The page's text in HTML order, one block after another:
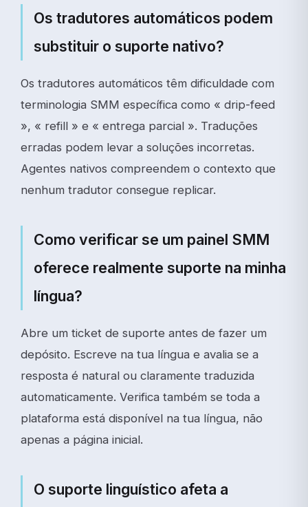
Os tradutores automáticos podem
substituir o suporte nativo?
Os tradutores automáticos têm dificuldade com
terminologia SMM específica como « drip-feed
», « refill » e « entrega parcial ». Traduções
erradas podem levar a soluções incorretas.
Agentes nativos compreendem o contexto que
nenhum tradutor consegue replicar.
Como verificar se um painel SMM
oferece realmente suporte na minha
língua?
Abre um ticket de suporte antes de fazer um
depósito. Escreve na tua língua e avalia se a
resposta é natural ou claramente traduzida
automaticamente. Verifica também se toda a
plataforma está disponível na tua língua, não
apenas a página inicial.
O suporte linguístico afeta a